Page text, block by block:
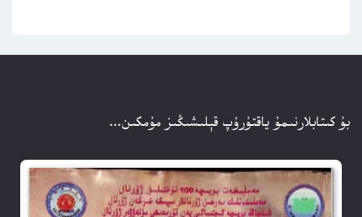
بۇ كىتابلارنىمۇ ياقتۇرۇپ قېلىشىڭىز مۇمكىن...